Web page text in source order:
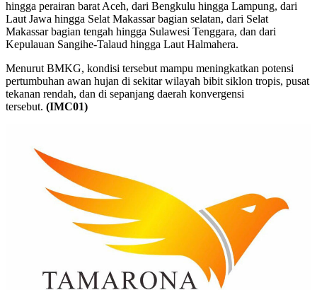
hingga perairan barat Aceh, dari Bengkulu hingga Lampung, dari
Laut Jawa hingga Selat Makassar bagian selatan, dari Selat
Makassar bagian tengah hingga Sulawesi Tenggara, dan dari
Kepulauan Sangihe-Talaud hingga Laut Halmahera.
Menurut BMKG, kondisi tersebut mampu meningkatkan potensi
pertumbuhan awan hujan di sekitar wilayah bibit siklon tropis, pusat
tekanan rendah, dan di sepanjang daerah konvergensi
tersebut. (IMC01)